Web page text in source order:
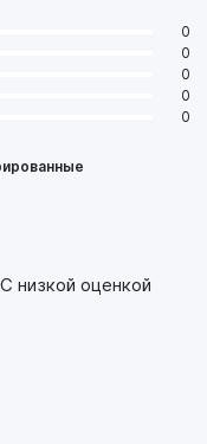
0
0
0
0
0
С низкой оценкой